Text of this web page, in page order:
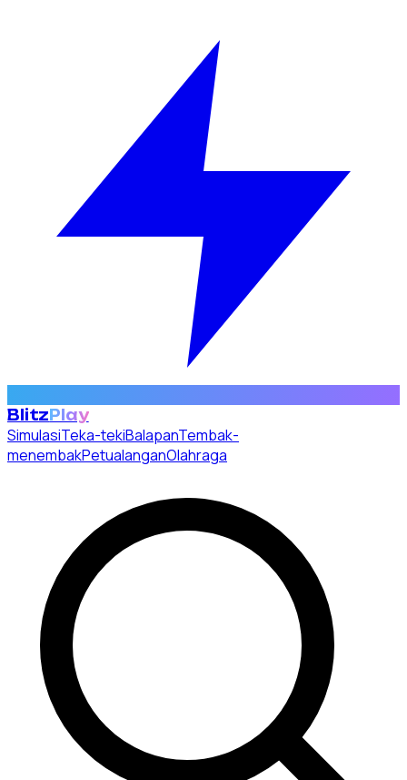
Blitz Play
SimulasiTeka-tekiBalapanTembak-
menembakPetualanganOlahraga